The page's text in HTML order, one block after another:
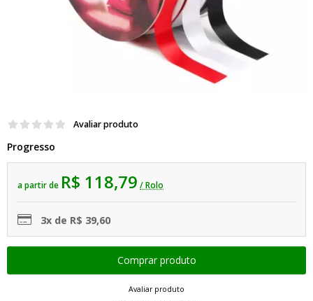
Avaliar produto
Progresso
a partir de R$ 118,79 / Rolo
3x de R$ 39,60
Avaliar produto